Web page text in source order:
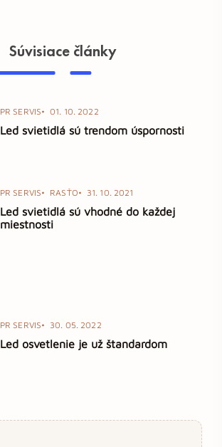
Súvisiace články
PR SERVIS 01. 10. 2022
Led svietidlá sú trendom úspornosti
PR SERVIS RASŤO 31. 10. 2021
Led svietidlá sú vhodné do každej
miestnosti
PR SERVIS 30. 05. 2022
Led osvetlenie je už štandardom